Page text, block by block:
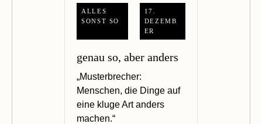
17.
DEZEMB
ER
ALLES
SONST SO
genau so, aber anders
„Musterbrecher:
Menschen, die Dinge auf
eine kluge Art anders
machen.“